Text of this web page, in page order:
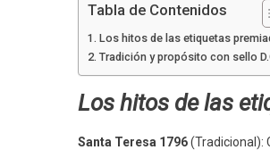
Tabla de Contenidos
Los hitos de las etiquetas
Tradición y propósito con sello
Los hitos de las
Santa Teresa 1796(Tradicional):